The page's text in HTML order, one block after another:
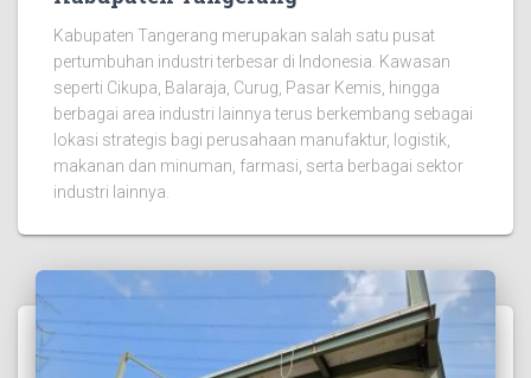
Kabupaten Tangerang merupakan salah satu pusat
pertumbuhan industri terbesar di Indonesia. Kawasan
seperti Cikupa, Balaraja, Curug, Pasar Kemis, hingga
berbagai area industri lainnya terus berkembang sebagai
lokasi strategis bagi perusahaan manufaktur, logistik,
makanan dan minuman, farmasi, serta berbagai sektor
industri lainnya.